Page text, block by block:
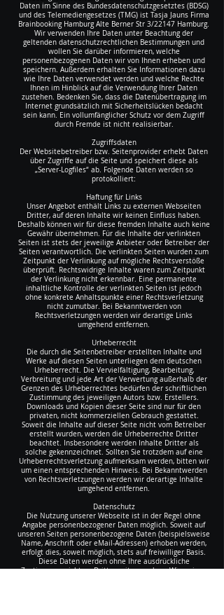
Daten im Sinne des Bundesdatenschutzgesetztes (BDSG)
und des Telemediengesetzes (TMG) ist Tasja Jauns Firma
Brainbooking Hamburg Alte Berner Str 3/22147 Hamburg.
Wir verwenden Ihre Daten unter Beachtung der
geltenden datenschutzrechtlichen Bestimmungen und
wollen Sie darüber informieren, welche
personenbezogenen Daten wir von Ihnen erheben und
speichern. Außerdem erhalten Sie Informationen dazu
wie Ihre Daten verwendet werden und welche Rechte
Ihnen im Hinblick auf die Verwendung Ihrer Daten
zustehen. Bedenken Sie, dass die Datenübertragung im
Internet grundsätzlich mit Sicherheitslücken bedacht
sein kann. Ein vollumfänglicher Schutz vor dem Zugriff
durch Fremde ist nicht realisierbar.
Zugriffsdaten
Der Websitebetreiber bzw. Seitenprovider erhebt Daten
über Zugriffe auf die Seite und speichert diese als
„Server-Logfiles“ ab. Folgende Daten werden so
protokolliert:
Haftung für Links
Unser Angebot enthält Links zu externen Webseiten
Dritter, auf deren Inhalte wir keinen Einfluss haben.
Deshalb können wir für diese fremden Inhalte auch keine
Gewähr übernehmen. Für die Inhalte der verlinkten
Seiten ist stets der jeweilige Anbieter oder Betreiber der
Seiten verantwortlich. Die verlinkten Seiten wurden zum
Zeitpunkt der Verlinkung auf mögliche Rechtsverstöße
überprüft. Rechtswidrige Inhalte waren zum Zeitpunkt
der Verlinkung nicht erkennbar. Eine permanente
inhaltliche Kontrolle der verlinkten Seiten ist jedoch
ohne konkrete Anhaltspunkte einer Rechtsverletzung
nicht zumutbar. Bei Bekanntwerden von
Rechtsverletzungen werden wir derartige Links
umgehend entfernen.
Urheberrecht
Die durch die Seitenbetreiber erstellten Inhalte und
Werke auf diesen Seiten unterliegen dem deutschen
Urheberrecht. Die Vervielfältigung, Bearbeitung,
Verbreitung und jede Art der Verwertung außerhalb der
Grenzen des Urheberrechtes bedürfen der schriftlichen
Zustimmung des jeweiligen Autors bzw. Erstellers.
Downloads und Kopien dieser Seite sind nur für den
privaten, nicht kommerziellen Gebrauch gestattet.
Soweit die Inhalte auf dieser Seite nicht vom Betreiber
erstellt wurden, werden die Urheberrechte Dritter
beachtet. Insbesondere werden Inhalte Dritter als
solche gekennzeichnet. Sollten Sie trotzdem auf eine
Urheberrechtsverletzung aufmerksam werden, bitten wir
um einen entsprechenden Hinweis. Bei Bekanntwerden
von Rechtsverletzungen werden wir derartige Inhalte
umgehend entfernen.
Datenschutz
Die Nutzung unserer Webseite ist in der Regel ohne
Angabe personenbezogener Daten möglich. Soweit auf
unseren Seiten personenbezogene Daten (beispielsweise
Name, Anschrift oder eMail-Adressen) erhoben werden,
erfolgt dies, soweit möglich, stets auf freiwilliger Basis.
Diese Daten werden ohne Ihre ausdrückliche
Zustimmung nicht an Dritte weitergegeben.Wir weisen